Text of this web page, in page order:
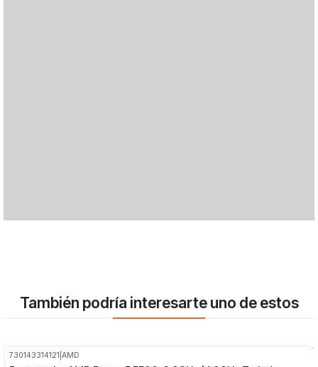
También podría interesarte uno de estos
730143314121 |AMD